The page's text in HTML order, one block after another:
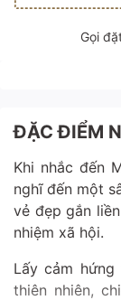
Gọi
ĐẶC ĐIỂM
Khi nhắc đến
nghĩ đến một
vẻ đẹp gắn
nhiệm xã hội.
Lấy cảm
thiên nhiên,